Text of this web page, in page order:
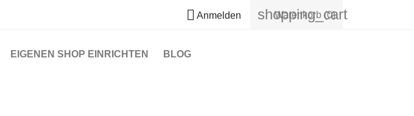
 Anmelden shopping_cart
Warenkorb (0)
EIGENEN SHOP EINRICHTEN BLOG